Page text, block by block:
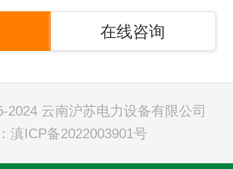
在线咨询
2024 云南沪苏电力设备有限公司
滇ICP备2022003901号